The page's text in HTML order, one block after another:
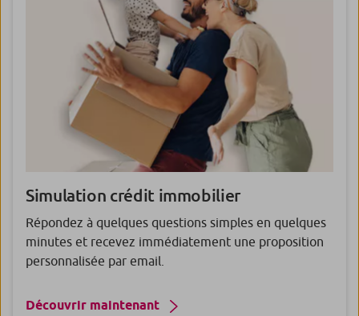
Simulation crédit immobilier
Répondez à quelques questions simples en quelques
minutes et recevez immédiatement une proposition
personnalisée par email.
Découvrir maintenant